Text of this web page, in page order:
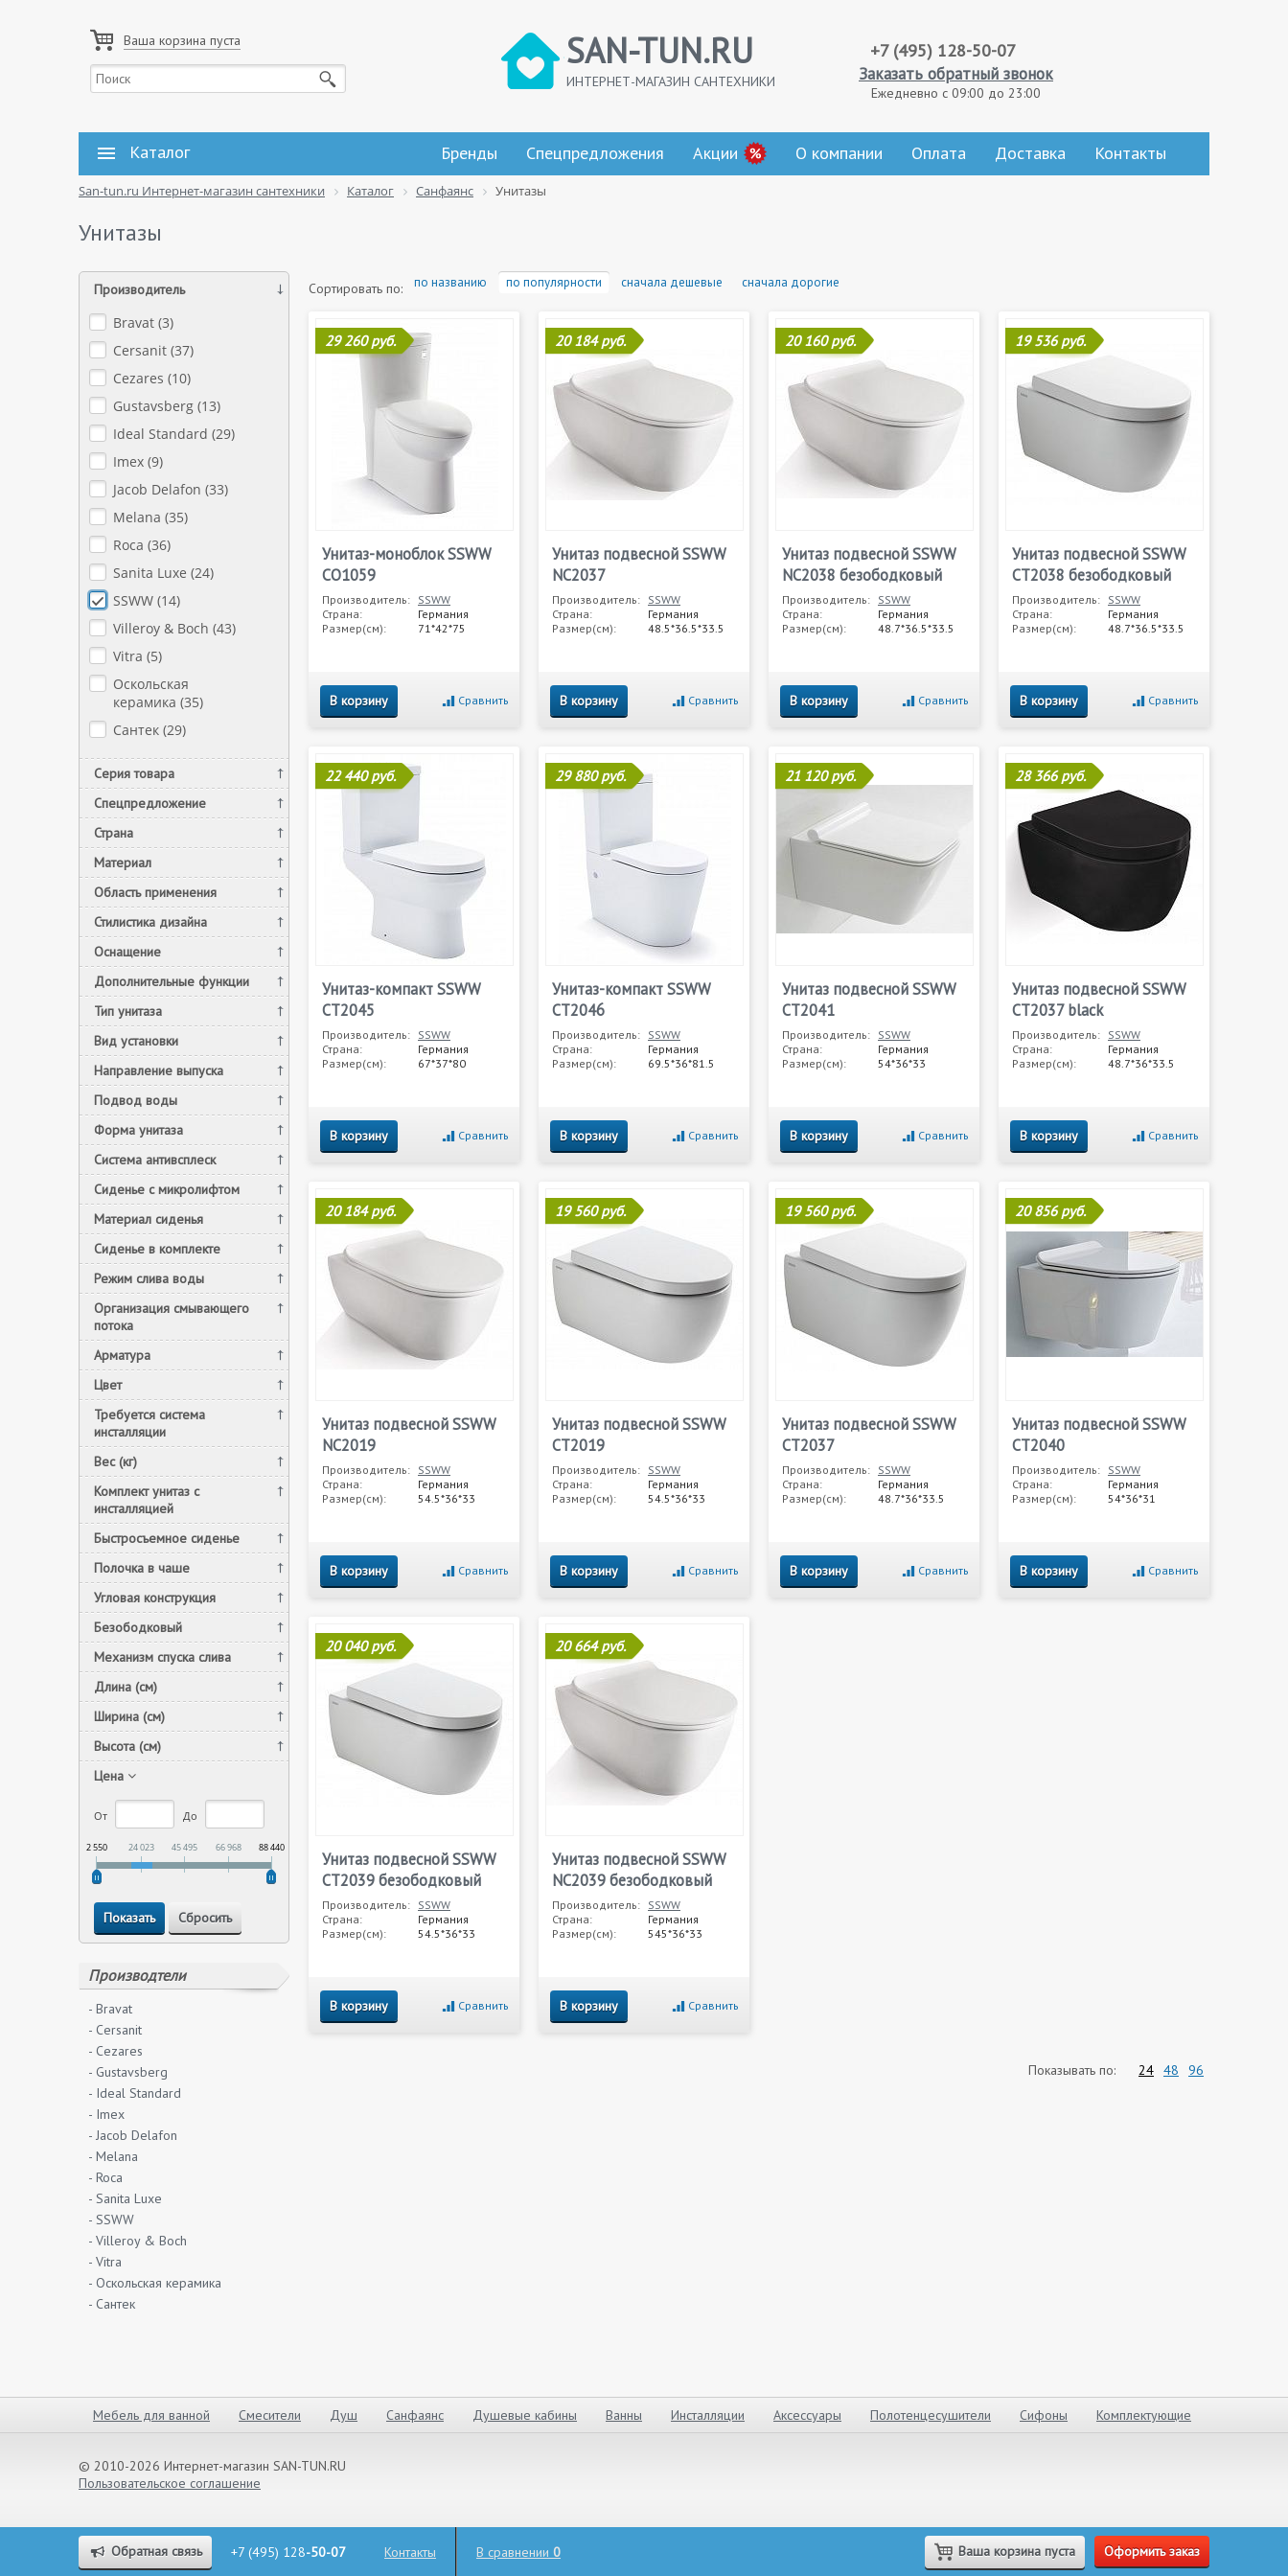
Ваша корзина пуста SAN-TUN.RU
ИНТЕРНЕТ-МАГАЗИН САНТЕХНИКИ
+7 (495) 128-50-07
Заказать обратный звонок
Ежедневно с 09:00 до 23:00
Каталог Бренды Спецпредложения Акции О компании Оплата Доставка Контакты
San-tun.ru Интернет-магазин сантехники Каталог Санфаянс Унитазы
Унитазы
Производитель
Bravat (3)
Cersanit (37)
Cezares (10)
Gustavsberg (13)
Ideal Standard (29)
Imex (9)
Jacob Delafon (33)
Melana (35)
Roca (36)
Sanita Luxe (24)
SSWW (14)
Villeroy & Boch (43)
Vitra (5)
Оскольская
керамика (35)
Сантек (29)
Серия товара
Спецпредложение
Страна
Материал
Область применения
Стилистика дизайна
Оснащение
Дополнительные функции
Тип унитаза
Вид установки
Направление выпуска
Подвод воды
Форма унитаза
Система антивсплеск
Сиденье с микролифтом
Материал сиденья
Сиденье в комплекте
Режим слива воды
Организация смывающего
потока
Арматура
Цвет
Требуется система
инсталляции
Вес (кг)
Комплект унитаз c
инсталляцией
Быстросъемное сиденье
Полочка в чаше
Угловая конструкция
Безободковый
Механизм спуска слива
Длина (см)
Ширина (см)
Высота (см)
Цена
От До
2 550 24 023 45 495 66 968 88 440
Производтели
- Bravat
- Cersanit
- Cezares
- Gustavsberg
- Ideal Standard
- Imex
- Jacob Delafon
- Melana
- Roca
- Sanita Luxe
- SSWW
- Villeroy & Boch
- Vitra
- Оскольская керамика
- Сантек
Сортировать по: по названию по популярности сначала дешевые сначала дорогие
29 260 руб.
Унитаз-моноблок SSWW
CO1059
Производитель: SSWW
Страна:
Германия
Размер(см):
71*42*75
В корзину Сравнить
20 184 руб.
Унитаз подвесной SSWW
NC2037
Производитель: SSWW
Страна:
Германия
Размер(см):
48.5*36.5*33.5
В корзину Сравнить
20 160 руб.
Унитаз подвесной SSWW
NC2038 безободковый
Производитель: SSWW
Страна:
Германия
Размер(см):
48.7*36.5*33.5
В корзину Сравнить
19 536 руб.
Унитаз подвесной SSWW
CT2038 безободковый
Производитель: SSWW
Страна:
Германия
Размер(см):
48.7*36.5*33.5
В корзину Сравнить
22 440 руб.
Унитаз-компакт SSWW
CT2045
Производитель: SSWW
Страна:
Германия
Размер(см):
67*37*80
В корзину Сравнить
29 880 руб.
Унитаз-компакт SSWW
CT2046
Производитель: SSWW
Страна:
Германия
Размер(см):
69.5*36*81.5
В корзину Сравнить
21 120 руб.
Унитаз подвесной SSWW
CT2041
Производитель: SSWW
Страна:
Германия
Размер(см):
54*36*33
В корзину Сравнить
28 366 руб.
Унитаз подвесной SSWW
CT2037 black
Производитель: SSWW
Страна:
Германия
Размер(см):
48.7*36*33.5
В корзину Сравнить
20 184 руб.
Унитаз подвесной SSWW
NC2019
Производитель: SSWW
Страна:
Германия
Размер(см):
54.5*36*33
В корзину Сравнить
19 560 руб.
Унитаз подвесной SSWW
CT2019
Производитель: SSWW
Страна:
Германия
Размер(см):
54.5*36*33
В корзину Сравнить
19 560 руб.
Унитаз подвесной SSWW
CT2037
Производитель: SSWW
Страна:
Германия
Размер(см):
48.7*36*33.5
В корзину Сравнить
20 856 руб.
Унитаз подвесной SSWW
CT2040
Производитель: SSWW
Страна:
Германия
Размер(см):
54*36*31
В корзину Сравнить
20 040 руб.
Унитаз подвесной SSWW
CT2039 безободковый
Производитель: SSWW
Страна:
Германия
Размер(см):
54.5*36*33
В корзину Сравнить
20 664 руб.
Унитаз подвесной SSWW
NC2039 безободковый
Производитель: SSWW
Страна:
Германия
Размер(см):
545*36*33
В корзину Сравнить
Показывать по: 24 48 96
Мебель для ванной Смесители Душ Санфаянс Душевые кабины Ванны Инсталляции Аксессуары Полотенцесушители Сифоны Комплектующие
© 2010-2026 Интернет-магазин SAN-TUN.RU
Пользовательское соглашение
Обратная связь +7 (495) 128-50-07 Контакты В сравнении 0 Оформить заказ
Ваша корзина пуста